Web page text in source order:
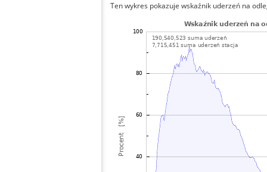
Ten wykres pokazuje wskaźnik uderzeń na